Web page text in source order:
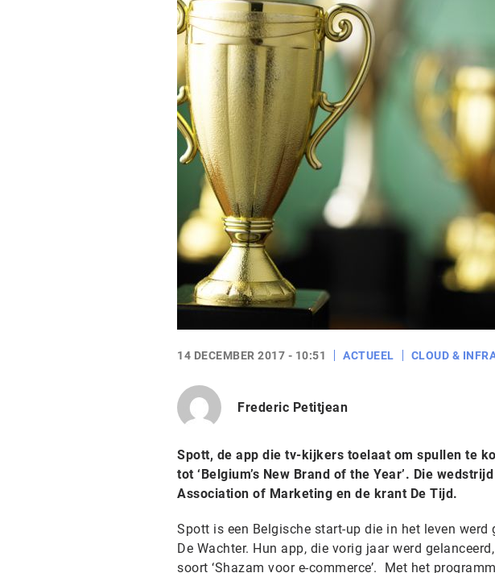
14 DECEMBER 2017 - 10:51 ACTUEEL CLOUD &
Frederic Petitjean
Spott, de app die tv-kijkers toelaat om spullen te
tot ‘Belgium’s New Brand of the Year’. Die
Association of Marketing en de krant De Tijd.
Spott is een Belgische start-up die in het leven
De Wachter. Hun app, die vorig jaar werd
soort ‘Shazam voor e-commerce’. Met het